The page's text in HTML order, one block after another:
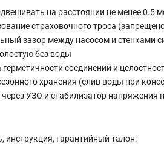
на расстоянии не менее 0.5
страховочного троса
зазор между насосом и стенками
без воды
соединений и
хранения (слив воды при
УЗО и стабилизатор напряжения
инструкция, гарантийный талон.